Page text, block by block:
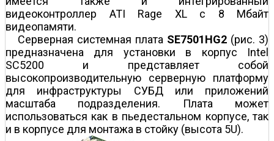
видеоконтроллер ATI Rage XL с 8 Мбайт
видеопамяти.
Серверная системная плата SE7501HG2 (рис. 3)
предназначена для установки в корпус Intel
SC5200 и представляет собой
высокопроизводительную серверную платформу
для инфраструктуры СУБД или приложений
масштаба подразделения. Плата может
использоваться как в пьедестальном корпусе, так
и в корпусе для монтажа в стойку (высота 5U).